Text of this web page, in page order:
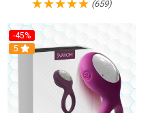
(659)
-45%
5